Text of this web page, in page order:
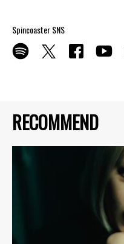
RECOMMEND
Spincoaster SNS